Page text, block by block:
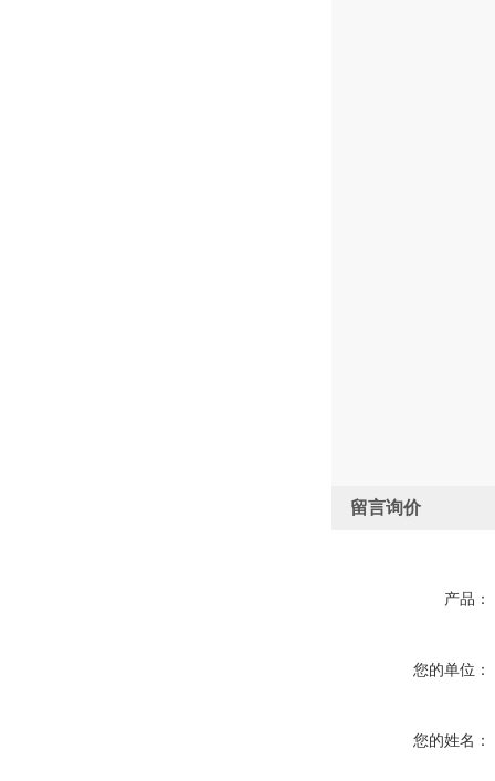
留言询价
产品：
您的单位：
您的姓名：